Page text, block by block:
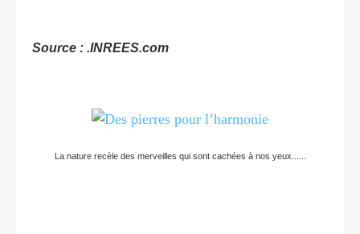
Source : .INREES.com
La nature recèle des merveilles qui sont cachées à nos yeux......